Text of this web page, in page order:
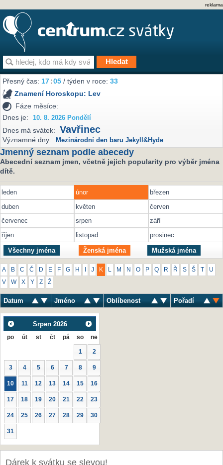
reklama
Přesný čas:17:05 / týden v roce:33
Znamení Horoskopu: Lev
Fáze měsíce:
Dnes je:
10. 8. 2026 Pondělí
Dnes má svátek: Vavřinec
Významné dny: Mezinárodní den baru Jekyll&Hyde
Jmenný seznam podle abecedy
Abecední seznam jmen, včetně jejich popularity pro výběr jména
dítě.
leden únor
březen
duben
květen
červen
červenec
srpen
září
říjen
listopad prosinec
Všechny jména Ženská jména Mužská jména
A B C Č D E F G H J K M N O P Q R Ř S Š U
V W X Y Z Ž
Datum Jméno Oblíbenost Pořadí
Srpen 2026
po út st čt pá so ne
1 2
3 4 5 6 7 8 9
10 11 12 13 14 15 16
17 18 19 20 21 22 23
24 25 26 27 28 29 30
31
Dárek k svátku se slevou!